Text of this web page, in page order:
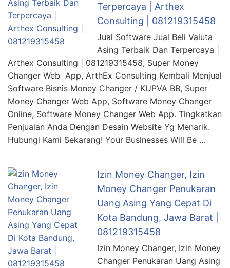
Terpercaya | Arthex
Consulting | 081219315458
Jual Software Jual Beli Valuta
Asing Terbaik Dan Terpercaya |
Arthex Consulting | 081219315458, Super Money
Changer Web App, ArthEx Consulting Kembali Menjual
Software Bisnis Money Changer / KUPVA BB, Super
Money Changer Web App, Software Money Changer
Online, Software Money Changer Web App. Tingkatkan
Penjualan Anda Dengan Desain Website Yg Menarik.
Hubungi Kami Sekarang! Your Businesses Will Be …
Izin Money Changer, Izin
Money Changer Penukaran
Uang Asing Yang Cepat Di
Kota Bandung, Jawa Barat |
081219315458
Izin Money Changer, Izin Money
Changer Penukaran Uang Asing